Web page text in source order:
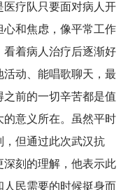
疗队只要面对病人开
和焦虑，像平常工作
着病人治疗后逐渐好
动、能唱歌聊天，最
前的一切辛苦都是值
意义所在。虽然平时
，但通过此次武汉抗
刻的理解，他表示此
民需要的时候挺身而